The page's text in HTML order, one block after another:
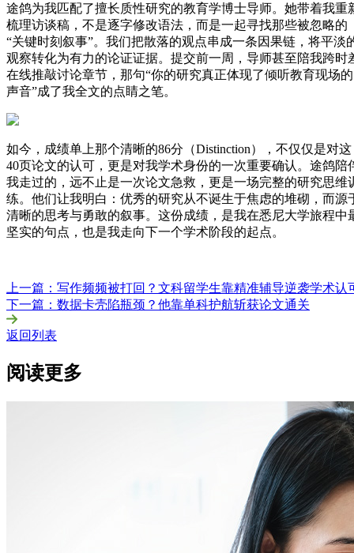
途鸽为我匹配了擅长质性研究的教育学博士导师。她带着我重
梳理访谈稿，不是逐字修改语法，而是一起寻找那些被忽略的
“关键时刻叙事”。我们把散落的观点串成一条因果链，将平淡
观察转化为有力的论证证据。提交前一周，导师甚至陪我跨时
在线推敲讨论章节，那句“你的研究真正体现了倾听教育现场的
声音”成了我全文的点睛之笔。
如今，成绩单上那个清晰的86分（Distinction），不仅仅是对这
40页论文的认可，更是对我学术身份的一次重要确认。途鸽陪
我走过的，远不止是一次论文急救，更是一场完整的研究思维
练。他们让我明白：优秀的研究从不诞生于焦虑的堆砌，而源
清晰的思考与勇敢的叙事。这份成绩，是我在悉尼大学旅程中
坚实的句点，也是我走向下一个学术阶段的起点。
上一篇：写作频频被打回？文科留学生靠精准辅导逆袭学术认
下一篇：数据卡壳陷瓶颈？他靠单科护航斩获论文通关
返回列表
阅读更多